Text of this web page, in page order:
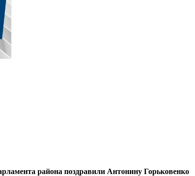
района поздравили Антонину Горьковенко